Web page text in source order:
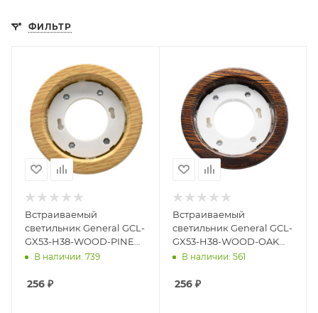
ФИЛЬТР
Встраиваемый
светильник General GCL-
GX53-H38-WOOD-PINE
661145
В наличии: 739
256 ₽
Встраиваемый
светильник General GCL-
GX53-H38-WOOD-OAK
661144
В наличии: 561
256₽